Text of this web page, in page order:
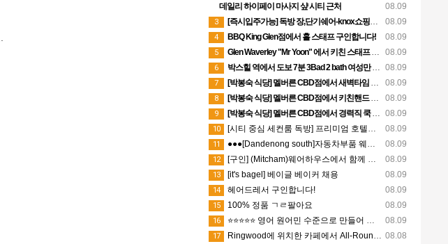
08.09
데일리 하이페이 마사지 샾 시티 근처
08.09
3
[즉시입주가능] 독방 장,단기쉐어-knox쇼핑센터옆
08.09
4
BBQ King Glen점에서 홀 스태프 구인합니다!
08.09
5
Glen Waverley "Mr Yoon" 에서 키친 스태프 구인합니다.
08.09
6
박스힐 역에서 도보 7분 3Bad 2 bath 여성만 사는집 독방 쉐어생 찾습니다 (280불 빌포함)
08.09
7
[박봉숙 식당] 멜버른 CBD점에서 새벽타임 청소 직원 채용합니다 (경력자 환영)
08.09
8
[박봉숙 식당] 멜버른 CBD점에서 키친핸드 직원 채용합니다
08.09
9
[박봉숙 식당] 멜버른 CBD점에서 경력직 쿡 Cook 직원 채용합니다
08.09
10
[시티 중심 세컨룸 독방] 프리미엄 호텔식 아파트
08.09
11
●●●[Dandenong south]자동차부품 웨어하우스에서 General Hands ●파트타임 ●풀타임 (캐쥬얼)남성
08.09
12
[구인] (Mitcham)웨어하우스에서 함께 일하실 배송기사님을 구인중입니다
08.09
13
[it's bagel] 베이글 베이커 채용
08.09
14
헤어드레서 구인합니다!
08.09
15
100% 정품 ㄱㄹ팔아요
08.09
16
⭐⭐⭐⭐⭐ 영어 원어민 수준으로 만들어 드리겠습니다!! [온라인 트라이얼 및 수업가능] + 학생후기
08.08
17
Ringwood에 위치한 카페에서 All-Rounder 포지션 구인